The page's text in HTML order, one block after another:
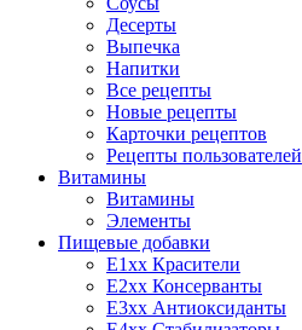
Десерты
Выпечка
Напитки
Все рецепты
Новые рецепты
Карточки рецептов
Рецепты пользователей
Витамины
Витамины
Элементы
Пищевые добавки
E1xx Красители
E2xx Консерванты
E3xx Антиоксиданты